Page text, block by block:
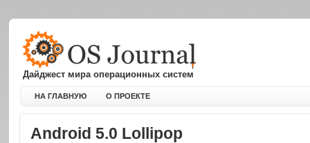
Дайджест мира операционных систем
НА ГЛАВНУЮ О ПРОЕКТЕ
Android 5.0 Lollipop